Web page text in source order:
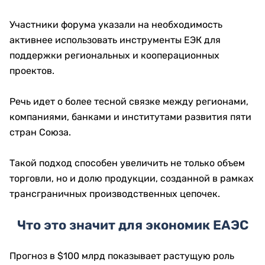
Участники форума указали на необходимость
активнее использовать инструменты ЕЭК для
поддержки региональных и кооперационных
проектов.
Речь идет о более тесной связке между регионами,
компаниями, банками и институтами развития пяти
стран Союза.
Такой подход способен увеличить не только объем
торговли, но и долю продукции, созданной в рамках
трансграничных производственных цепочек.
Что это значит для экономик ЕАЭС
Прогноз в $100 млрд показывает растущую роль